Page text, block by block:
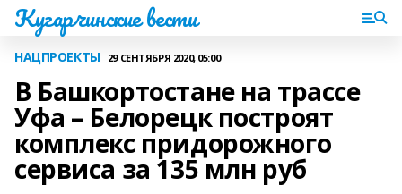
Кугарчинские вести
НАЦПРОЕКТЫ 29 СЕНТЯБРЯ 2020, 05:00
В Башкортостане на трассе
Уфа – Белорецк построят
комплекс придорожного
сервиса за 135 млн руб